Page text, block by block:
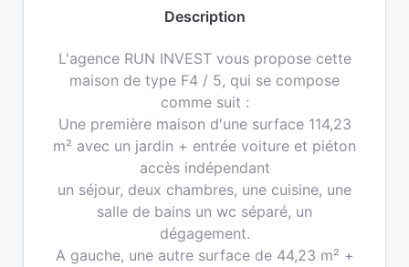
Description
L'agence RUN INVEST vous propose cette
maison de type F4 / 5, qui se compose
comme suit :
Une première maison d'une surface 114,23
m² avec un jardin + entrée voiture et piéton
accès indépendant
un séjour, deux chambres, une cuisine, une
salle de bains un wc séparé, un
dégagement.
A gauche, une autre surface de 44,23 m² +